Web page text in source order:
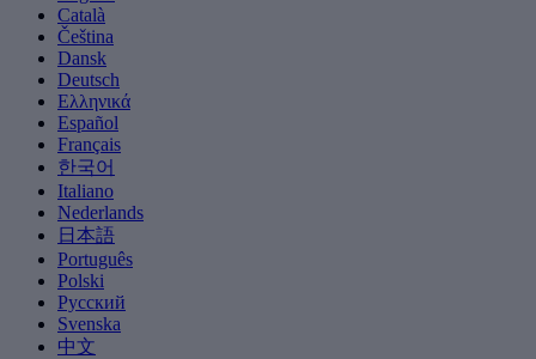
Català
Čeština
Dansk
Deutsch
Ελληνικά
Español
Français
한국어
Italiano
Nederlands
日本語
Português
Polski
Русский
Svenska
中文